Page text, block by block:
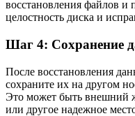
восстановления файлов и
целостность диска и
Шаг 4: Сохранение
После восстановления
сохраните их на другом
Это может быть внешний
или другое надежное